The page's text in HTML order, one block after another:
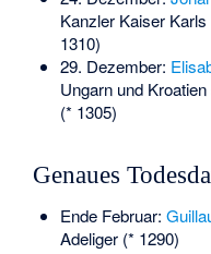
Kanzler Kaiser
1310)
29. Dezember:
Ungarn und
(* 1305)
Genaues
Ende Februar:
Adeliger (* 1290)